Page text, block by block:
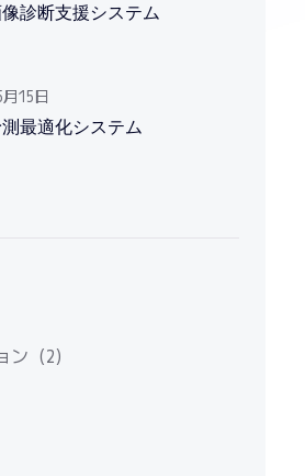
診断支援システム
15日
最適化システム
ン (2)